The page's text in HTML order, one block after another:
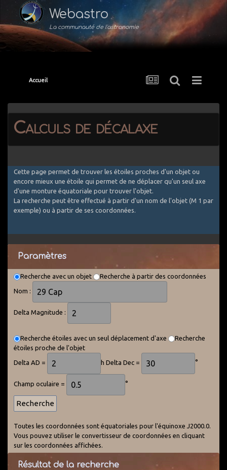
Webastro
La communauté de l'astronomie
Accueil
Calculs de décalaxe
Cette page permet de trouver les étoiles proches d'un objet ou
encore mieux une étoile qui permet de ne déplacer qu'un seul axe
d'une monture équatoriale pour trouver l'objet.
La recherche peut être effectué à partir d'un nom de l'objet (M 1 par
exemple) ou à partir de ses coordonnées.
Paramètres
Recherche avec un objet Recherche à partir des coordonnées
Nom :
Delta Magnitude :
Recherche étoiles avec un seul déplacement d'axe
Recherche
étoiles proche de l'objet
Delta AD = h Delta Dec = °
Champ oculaire = °
Toutes les coordonnées sont équatoriales pour l'équinoxe J2000.0.
Vous pouvez utiliser le convertisseur de coordonnées en cliquant
sur les coordonnées affichées.
Résultat de la recherche